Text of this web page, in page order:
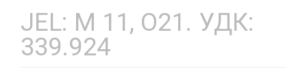
JEL: М 11, О21. УДК:
339.924